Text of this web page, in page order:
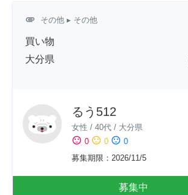
attachment その他▸ その他
買い物
大分県
るう512
女性 / 40代/ 大分県
sentiment_satisfied 0 sentiment_neutral 0 sentiment_dissatisfied 0
募集期限 ： 2026/11/5
募集中